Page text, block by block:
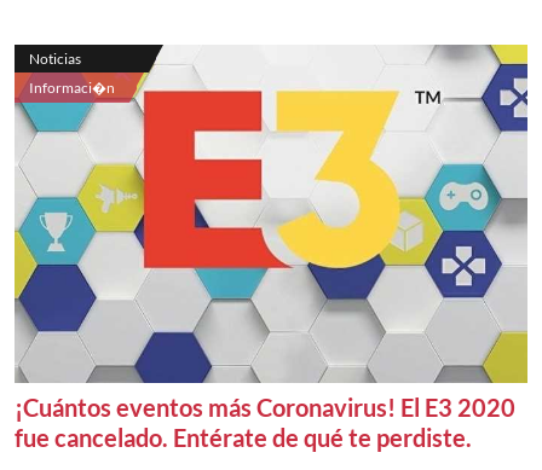
Noticias
Informaci�n
¡Cuántos eventos más Coronavirus! El E3 2020
fue cancelado. Entérate de qué te perdiste.